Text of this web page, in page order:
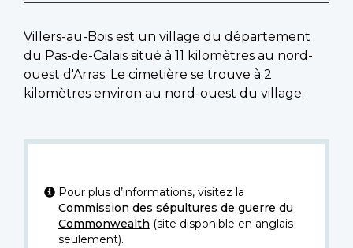
Villers-au-Bois est un village du département
du Pas-de-Calais situé à 11 kilomètres au nord-
ouest d'Arras. Le cimetière se trouve à 2
kilomètres environ au nord-ouest du village.
Pour plus d’informations, visitez la
Commission des sépultures de guerre du
Commonwealth (site disponible en anglais
seulement).